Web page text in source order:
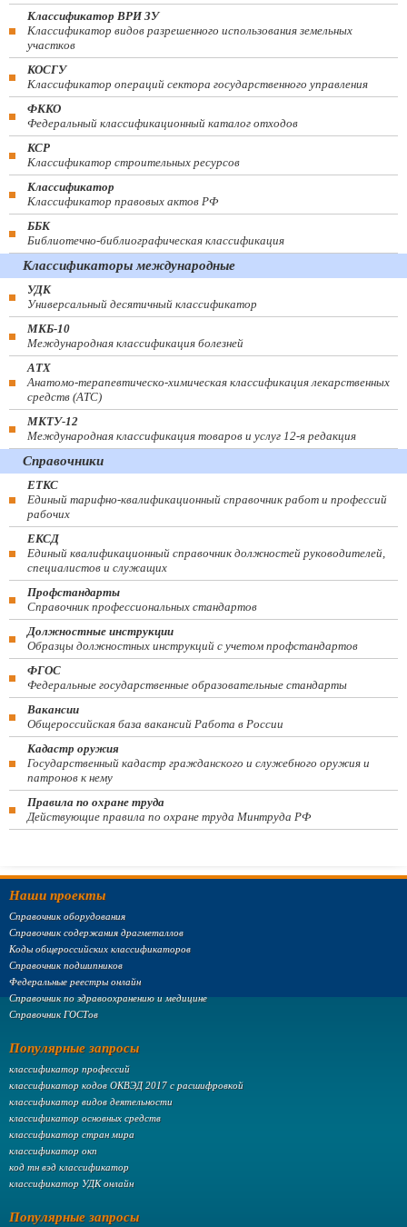
Классификатор ВРИ ЗУ
Классификатор видов разрешенного использования земельных
участков
КОСГУ
Классификатор операций сектора государственного управления
ФККО
Федеральный классификационный каталог отходов
КСР
Классификатор строительных ресурсов
Классификатор
Классификатор правовых актов РФ
ББК
Библиотечно-библиографическая классификация
Классификаторы международные
УДК
Универсальный десятичный классификатор
МКБ-10
Международная классификация болезней
АТХ
Анатомо-терапевтическо-химическая классификация лекарственных
средств (ATC)
МКТУ-12
Международная классификация товаров и услуг 12-я редакция
Справочники
ЕТКС
Единый тарифно-квалификационный справочник работ и профессий
рабочих
ЕКСД
Единый квалификационный справочник должностей руководителей,
специалистов и служащих
Профстандарты
Справочник профессиональных стандартов
Должностные инструкции
Образцы должностных инструкций с учетом профстандартов
ФГОС
Федеральные государственные образовательные стандарты
Вакансии
Общероссийская база вакансий Работа в России
Кадастр оружия
Государственный кадастр гражданского и служебного оружия и
патронов к нему
Правила по охране труда
Действующие правила по охране труда Минтруда РФ
Наши проекты
Справочник оборудования
Справочник содержания драгметаллов
Коды общероссийских классификаторов
Справочник подшипников
Федеральные реестры онлайн
Справочник по здравоохранению и медицине
Справочник ГОСТов
Популярные запросы
классификатор профессий
классификатор кодов ОКВЭД 2017 с расшифровкой
классификатор видов деятельности
классификатор основных средств
классификатор стран мира
классификатор окп
код тн вэд классификатор
классификатор УДК онлайн
Популярные запросы